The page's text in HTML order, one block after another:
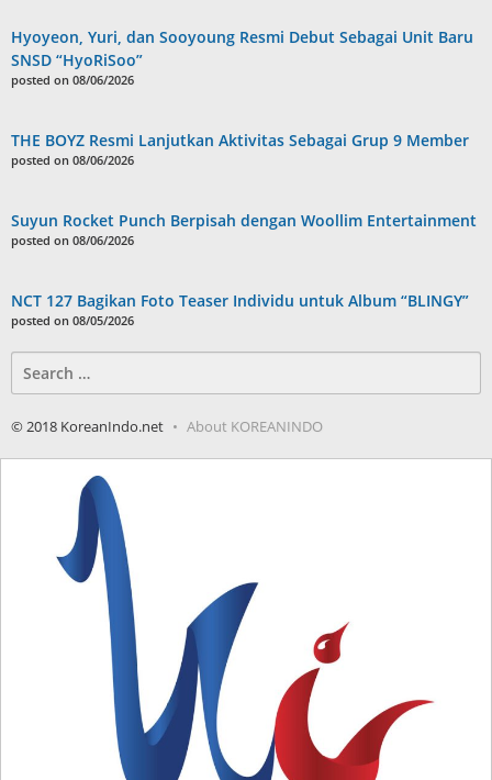
Hyoyeon, Yuri, dan Sooyoung Resmi Debut Sebagai Unit Baru
SNSD “HyoRiSoo”
posted on 08/06/2026
THE BOYZ Resmi Lanjutkan Aktivitas Sebagai Grup 9 Member
posted on 08/06/2026
Suyun Rocket Punch Berpisah dengan Woollim Entertainment
posted on 08/06/2026
NCT 127 Bagikan Foto Teaser Individu untuk Album “BLINGY”
posted on 08/05/2026
for:
© 2018 KoreanIndo.net About KOREANINDO